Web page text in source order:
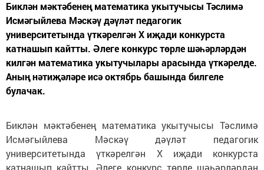
Биклән мәктәбенең математика укытучысы Тәслимә
Исмәгыйлева Мәскәү дәүләт педагогик
университетында үткәрелгән X иҗади конкурста
катнашып кайтты. Әлеге конкурс төрле шәһәрләрдән
килгән математика укытучылары арасында үткәрелде.
Аның нәтиҗәләре исә октябрь башында билгеле
булачак.
Биклән мәктәбенең математика укытучысы Тәслимә
Исмәгыйлева Мәскәү дәүләт педагогик
университетында үткәрелгән X иҗади конкурста
катнашып кайтты. Әлеге конкурс төрле шәһәрләрдән